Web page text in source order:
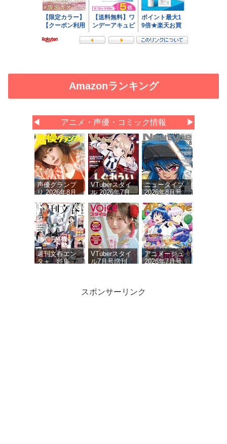
Amazonランキング
◀ アニメ・声優・コミック情報 ▶
声優グランプ
リ 2026年8月
VTuberスタイ
ル 2026年7月
ニュータイプ
2026年8月号
週刊文春エン
タ＋ 特集
VTuberスタイ
ル7月号増刊
アニメージュ
2026年7月号
スポンサーリンク